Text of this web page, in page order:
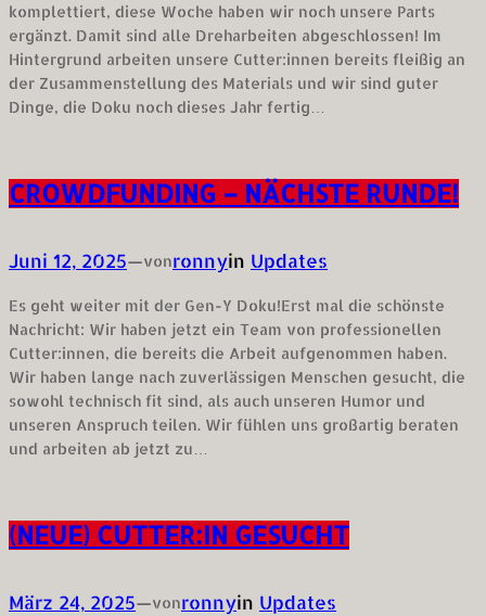
komplettiert, diese Woche haben wir noch unsere Parts
ergänzt. Damit sind alle Dreharbeiten abgeschlossen! Im
Hintergrund arbeiten unsere Cutter:innen bereits fleißig an
der Zusammenstellung des Materials und wir sind guter
Dinge, die Doku noch dieses Jahr fertig…
CROWDFUNDING – NÄCHSTE RUNDE!
Juni 12, 2025—vonronnyin Updates
Es geht weiter mit der Gen-Y Doku!Erst mal die schönste
Nachricht: Wir haben jetzt ein Team von professionellen
Cutter:innen, die bereits die Arbeit aufgenommen haben.
Wir haben lange nach zuverlässigen Menschen gesucht, die
sowohl technisch fit sind, als auch unseren Humor und
unseren Anspruch teilen. Wir fühlen uns großartig beraten
und arbeiten ab jetzt zu…
(NEUE) CUTTER:IN GESUCHT
März 24, 2025—vonronnyin Updates